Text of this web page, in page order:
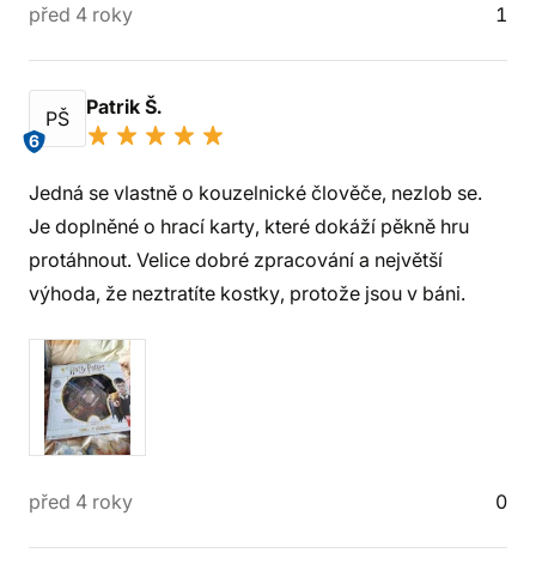
před 4 roky 1
PŠ
6
Patrik Š.
Jedná se vlastně o kouzelnické člověče, nezlob se.
Je doplněné o hrací karty, které dokáží pěkně hru
protáhnout. Velice dobré zpracování a největší
výhoda, že neztratíte kostky, protože jsou v báni.
před 4 roky 0